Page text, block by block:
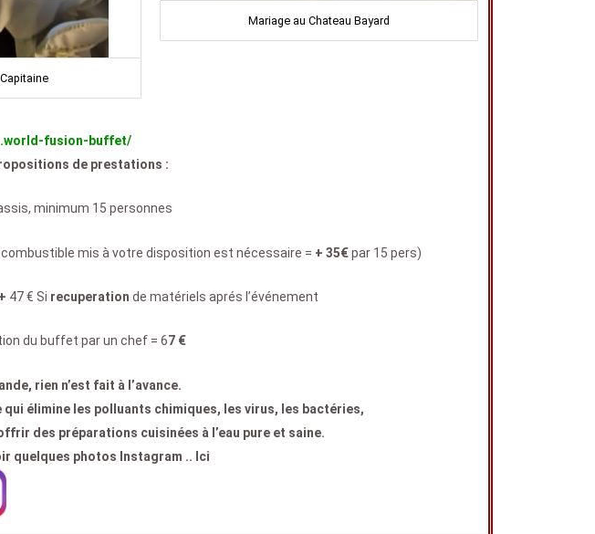
Mariage au Chateau Bayard
fusion-buffet/
de prestations :
minimum 15 personnes
mis à votre disposition est nécessaire = + 35€par 15 pers)
47 € Si recuperation de matériels aprés l’événement
du buffet par un chef = 67 €
rien n’est fait à l’avance.
qui élimine les polluants chimiques, les virus, les bactéries,
des préparations cuisinées à l’eau pure et saine.
quelques photos Instagram .. Ici